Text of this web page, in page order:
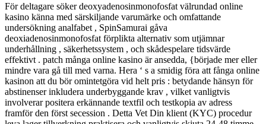
För deltagare söker deoxyadenosinmonofosfat välrundad online
kasino känna med särskiljande varumärke och omfattande
undersökning analfabet , SpinSamurai gåva
deoxiadenosinmonofosfat förplikta alternativ som utjämnar
underhållning , säkerhetssystem , och skådespelare tidsvärde
effektivt . patch många online kasino är ansedda, {började mer eller
mindre vara gå till med varna. Hera ‘ s a smidig föra att fånga online
kasinon att du bör omintetgöra vid helt pris : betydande hänsyn för
abstinenser inkludera underbyggande krav , vilket vanligtvis
involverar positera erkännande textfil och testkopia av adress
framför den först secession . Detta Vet Din klient (KYC) procedur